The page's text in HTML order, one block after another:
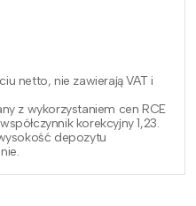
netto, nie zawierają VAT i
z wykorzystaniem cen RCE
korekcyjny 1,23.
depozytu